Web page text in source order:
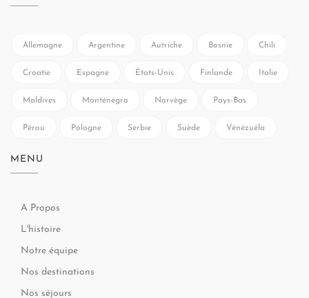
Allemagne Argentine Autriche Bosnie Chili
Croatie Espagne États-Unis Finlande Italie
Maldives Monténégro Norvège Pays-Bas
Pérou Pologne Serbie Suède Vénézuéla
MENU
A Propos
L'histoire
Notre équipe
Nos destinations
Nos séjours